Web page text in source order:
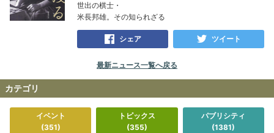
世出の棋士・
米長邦雄。その知られざる
シェア ツイート
最新ニュース一覧へ戻る
カテゴリ
イベント
(351)
トピックス
(355)
パブリシティ
(1381)